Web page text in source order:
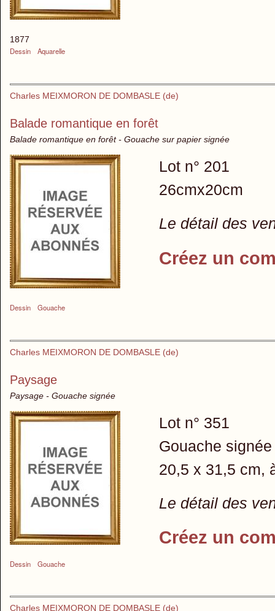
1877
Dessin
Aquarelle
Charles MEIXMORON DE DOMBASLE (de)
Balade romantique en forêt
Balade romantique en forêt - Gouache sur papier signée
Dessin Gouache
Lot n° 201
26cmx20cm
Le détail des
Créez un
Charles MEIXMORON DE DOMBASLE (de)
Paysage
Paysage - Gouache signée
Dessin Gouache
Lot n° 351
Gouache
20,5 x 31,5 cm,
Le détail des
Créez un
Charles MEIXMORON DE DOMBASLE (de)